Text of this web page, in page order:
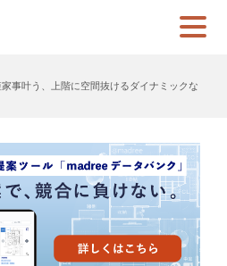
事叶う、上階に空間抜けるダイナミックな